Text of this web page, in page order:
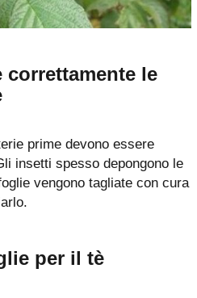
correttamente le
prime devono essere
insetti spesso depongono le
vengono tagliate con cura
per il tè